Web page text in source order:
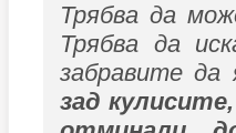
Трябва да
Трябва да
забравите да
зад